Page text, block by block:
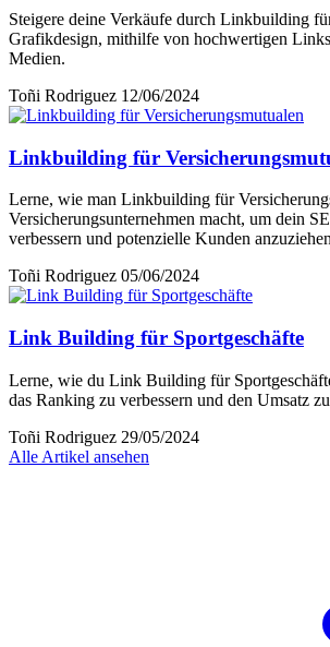
Steigere deine Verkäufe durch Linkbuilding
Grafikdesign, mithilfe von hochwertigen
Medien.
Toñi Rodriguez 12/06/2024
Linkbuilding für
Lerne, wie man Linkbuilding für
Versicherungsunternehmen macht, um dein
verbessern und potenzielle Kunden
Toñi Rodriguez 05/06/2024
Link Building für Sportgeschäfte
Lerne, wie du Link Building für
das Ranking zu verbessern und den Umsatz
Toñi Rodriguez 29/05/2024
Alle Artikel ansehen